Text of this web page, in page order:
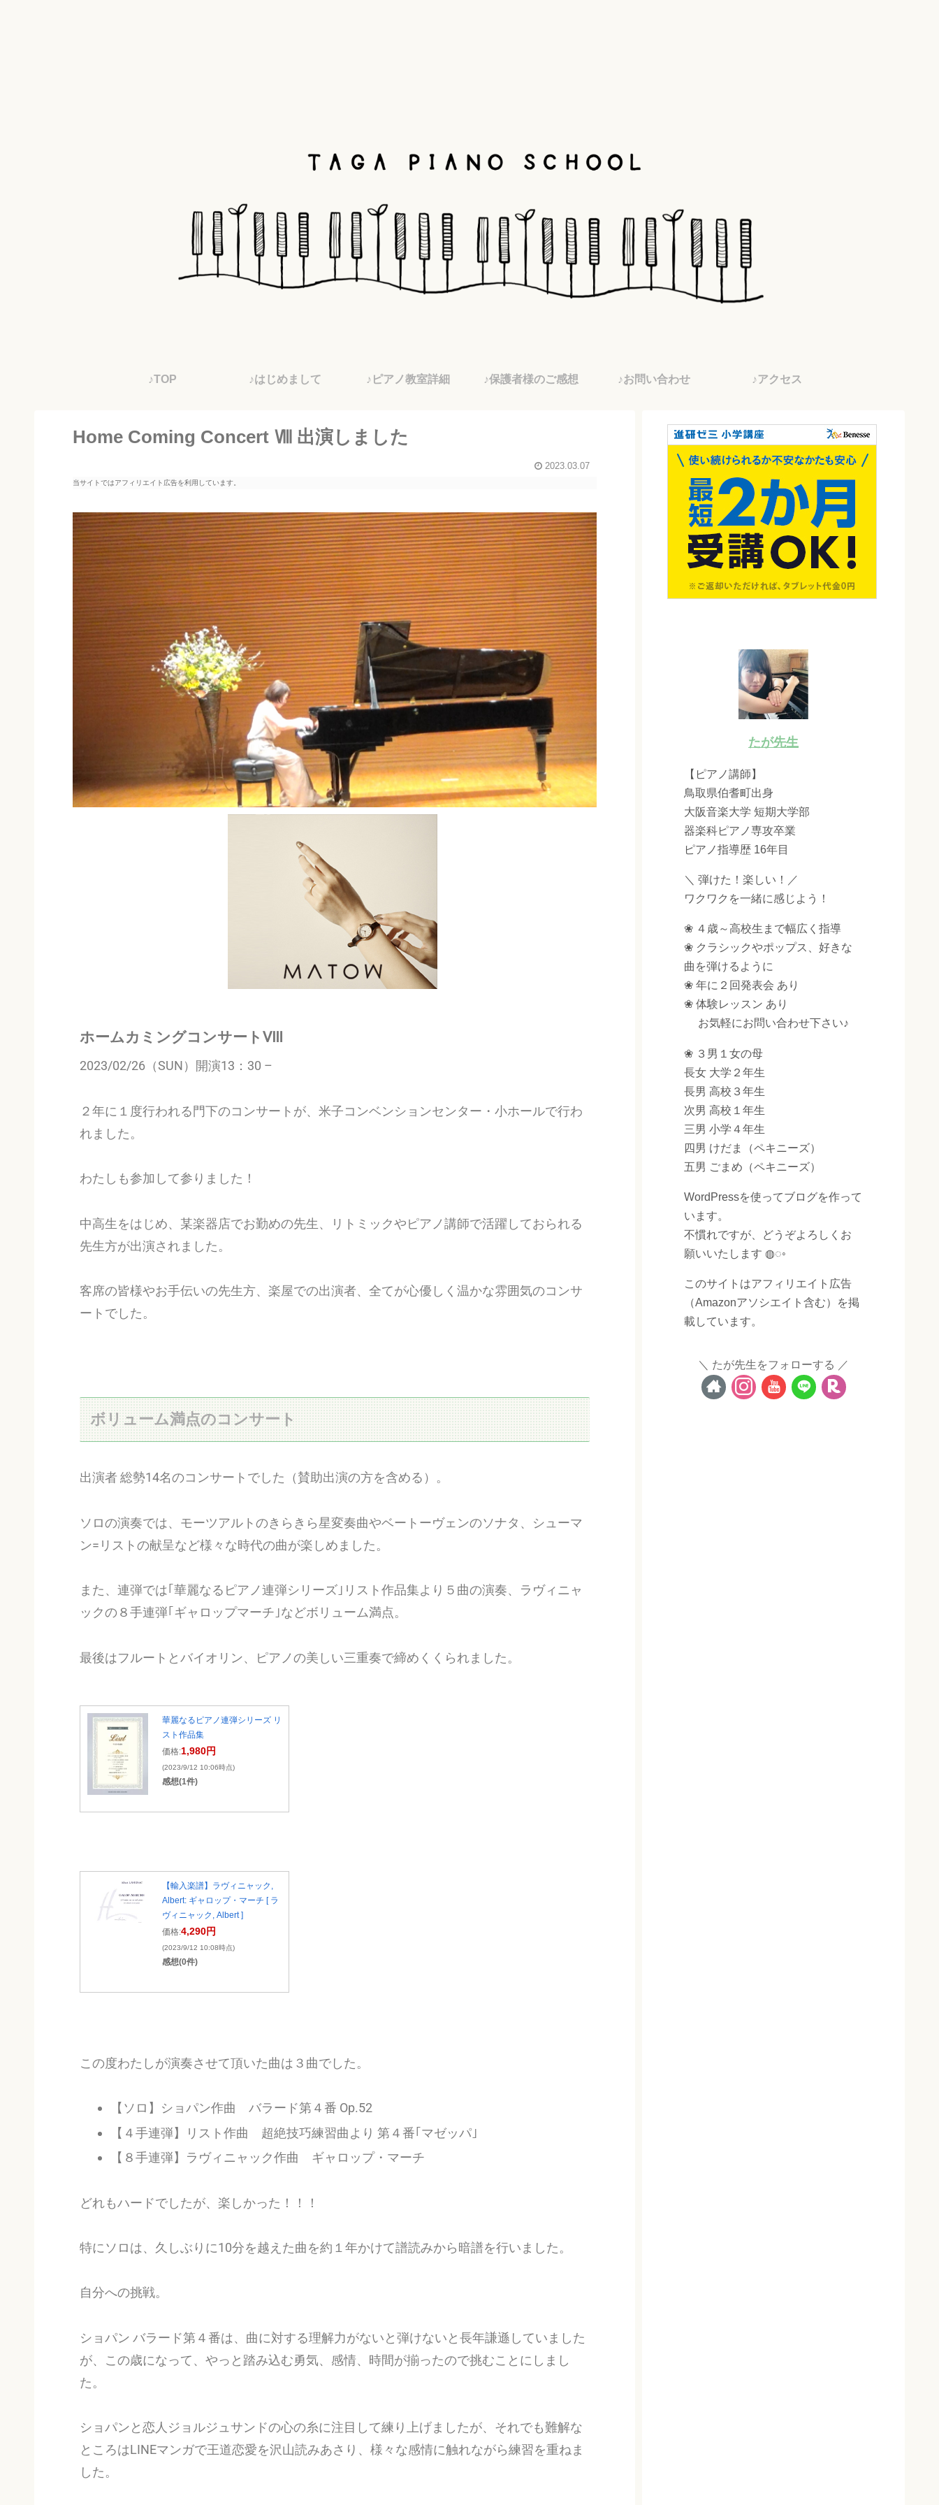
♪TOP ♪はじめまして ♪ピアノ教室詳細 ♪保護者様のご感想 ♪お問い合わせ ♪アクセス
Home Coming Concert Ⅷ 出演しました
2023.03.07
当サイトではアフィリエイト広告を利用しています。
ホームカミングコンサートⅧ
2023/02/26（SUN）開演13：30 –
２年に１度行われる門下のコンサートが、米子コンベンションセンター・小ホールで行わ
れました。
わたしも参加して参りました！
中高生をはじめ、某楽器店でお勤めの先生、リトミックやピアノ講師で活躍しておられる
先生方が出演されました。
客席の皆様やお手伝いの先生方、楽屋での出演者、全てが心優しく温かな雰囲気のコンサ
ートでした。
ボリューム満点のコンサート
出演者 総勢14名のコンサートでした（賛助出演の方を含める）。
ソロの演奏では、モーツアルトのきらきら星変奏曲やベートーヴェンのソナタ、シューマ
ン=リストの献呈など様々な時代の曲が楽しめました。
また、連弾では｢華麗なるピアノ連弾シリーズ｣リスト作品集より５曲の演奏、ラヴィニャ
ックの８手連弾｢ギャロップマーチ｣などボリューム満点。
最後はフルートとバイオリン、ピアノの美しい三重奏で締めくくられました。
華麗なるピアノ連弾シリーズ リ
スト作品集
価格:1,980円
(2023/9/12 10:06時点)
感想(1件)
【輸入楽譜】ラヴィニャック,
Albert: ギャロップ・マーチ [ ラ
ヴィニャック, Albert ]
価格:4,290円
(2023/9/12 10:08時点)
感想(0件)
この度わたしが演奏させて頂いた曲は３曲でした。
【ソロ】ショパン作曲 バラード第４番 Op.52
【４手連弾】リスト作曲 超絶技巧練習曲より 第４番｢マゼッパ｣
【８手連弾】ラヴィニャック作曲 ギャロップ・マーチ
どれもハードでしたが、楽しかった！！！
特にソロは、久しぶりに10分を越えた曲を約１年かけて譜読みから暗譜を行いました。
自分への挑戦。
ショパン バラード第４番は、曲に対する理解力がないと弾けないと長年謙遜していました
が、この歳になって、やっと踏み込む勇気、感情、時間が揃ったので挑むことにしまし
た。
ショパンと恋人ジョルジュサンドの心の糸に注目して練り上げましたが、それでも難解な
ところはLINEマンガで王道恋愛を沢山読みあさり、様々な感情に触れながら練習を重ねま
した。
たが先生
【ピアノ講師】
鳥取県伯耆町出身
大阪音楽大学 短期大学部
器楽科ピアノ専攻卒業
ピアノ指導歴 16年目
＼ 弾けた！楽しい！／
ワクワクを一緒に感じよう！
❀ ４歳～高校生まで幅広く指導
❀ クラシックやポップス、好きな
曲を弾けるように
❀ 年に２回発表会 あり
❀ 体験レッスン あり
お気軽にお問い合わせ下さい♪
❀ ３男１女の母
長女 大学２年生
長男 高校３年生
次男 高校１年生
三男 小学４年生
四男 けだま（ペキニーズ）
五男 ごまめ（ペキニーズ）
WordPressを使ってブログを作って
います。
不慣れですが、どうぞよろしくお
願いいたします ◍◌◦
このサイトはアフィリエイト広告
（Amazonアソシエイト含む）を掲
載しています。
たが先生をフォローする